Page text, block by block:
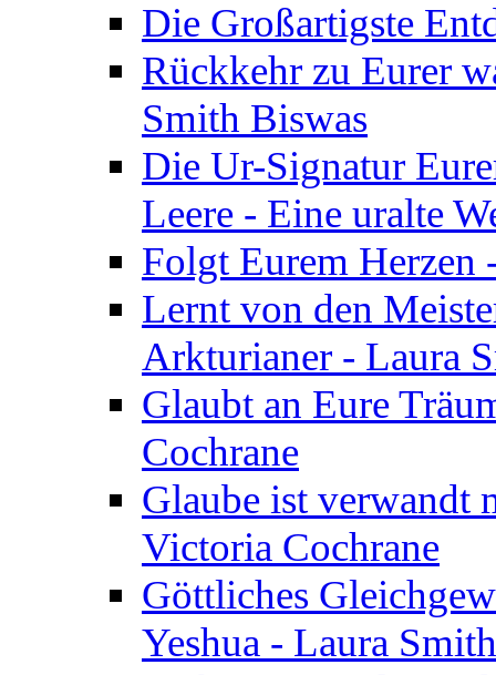
Die Großartigste
Rückkehr zu Eurer
Smith Biswas
Die Ur-Signatur
Leere - Eine uralte
Folgt Eurem
Lernt von den
Arkturianer - Laura
Glaubt an Eure
Cochrane
Glaube ist verwandt
Victoria Cochrane
Göttliches
Yeshua - Laura